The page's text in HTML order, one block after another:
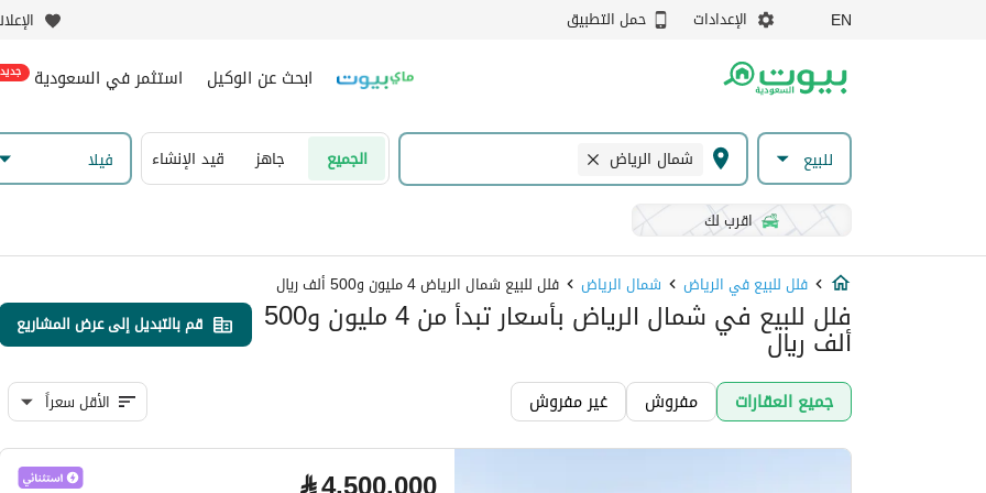
EN الإعدادات حمل التطبيق
ابحث عن الوكيل استثمر في السعودية جديد
للبيع شمال الرياض الجميع جاهز قيد الإنشاء فیلا
اقرب لك
فلل للبيع في الرياض شمال الرياض فلل للبيع شمال الرياض 4 مليون و500 ألف ريال
فلل للبيع في شمال الرياض بأسعار تبدأ من 4 مليون و500
ألف ريال قم بالتبديل إلى عرض المشاريع
جميع العقارات مفروش غير مفروش الأقل سعراً